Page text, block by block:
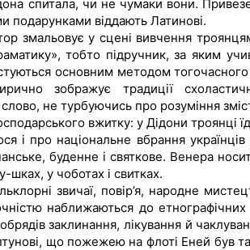
спитала, чи не чумаки вони.
подарунками віддають Латинові.
змальовує у сцені вивчення
тобто підручник, за яким
основним методом
зображує традиції
не турбуючись про розуміння
вжитку: у Дідони троянці
і про національне вбрання
буденне і святкове. Венера
шках, у чоботах і свитках.
звичаї, повір’я, народне
наближаються до етнографічних
заклинання, лікування й
що пожежею на флоті Еней був